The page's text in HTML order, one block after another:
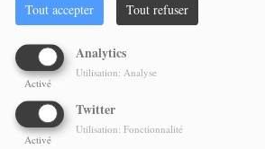
Tout accepter Tout refuser
Analytics
Activé
Utilisation: Analyse
Twitter
Activé
Utilisation: Fonctionnalité
NDANK